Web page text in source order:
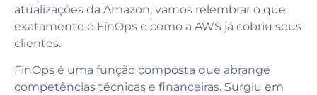
atualizações da Amazon, vamos relembrar o que
exatamente é FinOps e como a AWS já cobriu seus
clientes.
FinOps é uma função composta que abrange
competências técnicas e financeiras. Surgiu em